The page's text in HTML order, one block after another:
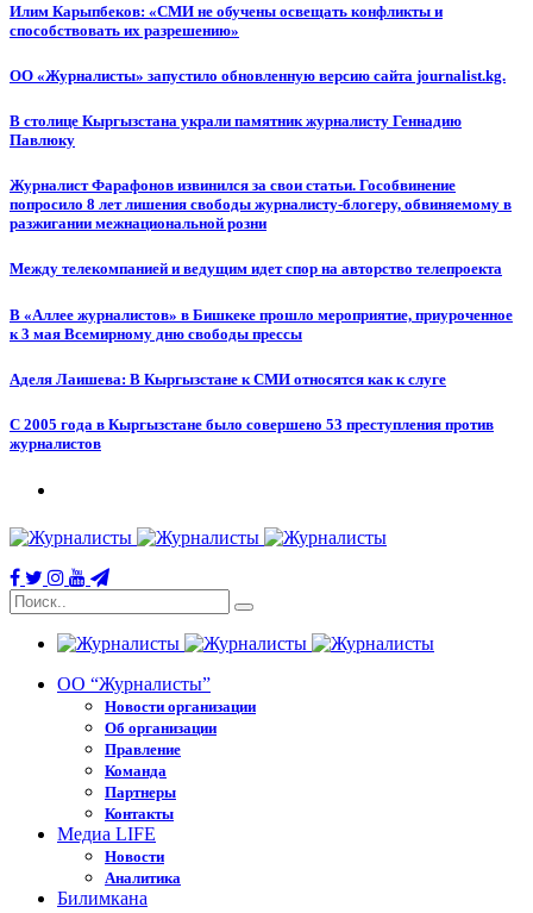
Илим Карыпбеков: «СМИ не обучены освещать конфликты и
способствовать их разрешению»
ОО «Журналисты» запустило обновленную версию сайта journalist.kg.
В столице Кыргызстана украли памятник журналисту Геннадию
Павлюку
Журналист Фарафонов извинился за свои статьи. Гособвинение
попросило 8 лет лишения свободы журналисту-блогеру, обвиняемому в
разжигании межнациональной розни
Между телекомпанией и ведущим идет спор на авторство телепроекта
В «Аллее журналистов» в Бишкеке прошло мероприятие, приуроченное
к 3 мая Всемирному дню свободы прессы
Аделя Лаишева: В Кыргызстане к СМИ относятся как к слуге
С 2005 года в Кыргызстане было совершено 53 преступления против
журналистов
ОО “Журналисты”
Новости организации
Об организации
Правление
Команда
Партнеры
Контакты
Медиа LIFE
Новости
Аналитика
Билимкана